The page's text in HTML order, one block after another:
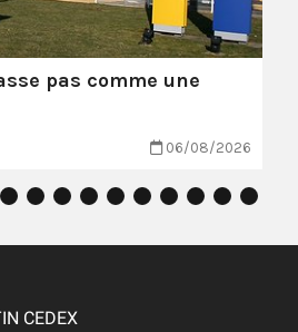
pas comme une
06/08/2026
CEDEX